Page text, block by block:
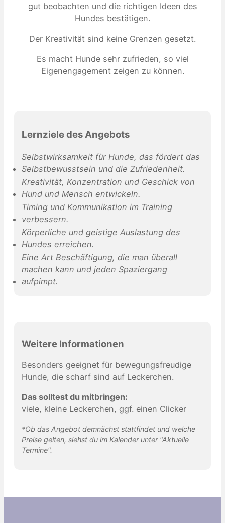
gut beobachten und die richtigen Ideen des
Hundes bestätigen.
Der Kreativität sind keine Grenzen gesetzt.
Es macht Hunde sehr zufrieden, so viel
Eigenengagement zeigen zu können.
Lernziele des Angebots
Selbstwirksamkeit für Hunde, das fördert das
Selbstbewusstsein und die Zufriedenheit.
Kreativität, Konzentration und Geschick von
Hund und Mensch entwickeln.
Timing und Kommunikation im Training
verbessern.
Körperliche und geistige Auslastung des
Hundes erreichen.
Eine Art Beschäftigung, die man überall
machen kann und jeden Spaziergang
aufpimpt.
Weitere Informationen
Besonders geeignet für bewegungsfreudige
Hunde, die scharf sind auf Leckerchen.
Das solltest du mitbringen:
viele, kleine Leckerchen, ggf. einen Clicker
*Ob das Angebot demnächst stattfindet und welche
Preise gelten, siehst du im Kalender unter "Aktuelle
Termine".